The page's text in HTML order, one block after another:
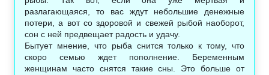
разлагающаяся, то вас ждут небольшие денежные
потери, а вот со здоровой и свежей рыбой наоборот,
сон с ней предвещает радость и удачу.
Бытует мнение, что рыба снится только к тому, что
скоро семью ждет пополнение. Беременным
женщинам часто снятся такие сны. Это больше от